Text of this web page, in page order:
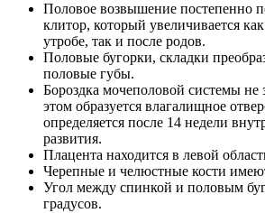
Половое возвышение постепенно
клитор, который увеличивается
утробе, так и после родов.
Половые бугорки, складки
половые губы.
Бороздка мочеполовой системы не
этом образуется влагалищное
определяется после 14 недели
развития.
Плацента находится в левой
Черепные и челюстные кости
Угол между спинкой и половым
градусов.